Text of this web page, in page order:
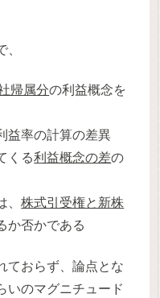
、
帰属分の利益概念を
益率の計算の差異
くる利益概念の差の
、株式引受権と新株
か否かである
ておらず、論点とな
いのマグニチュード